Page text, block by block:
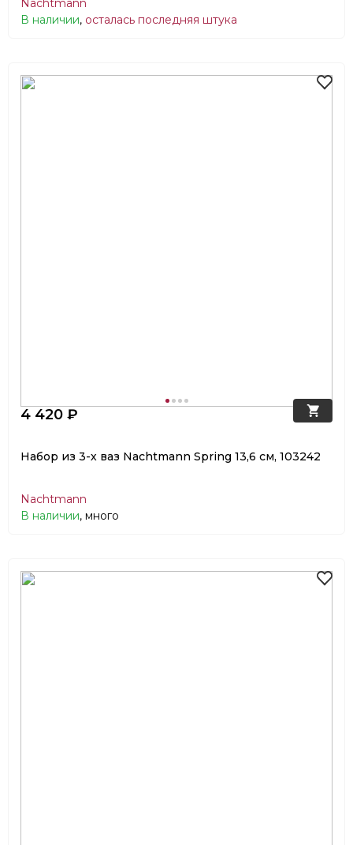
Nachtmann
В наличии, осталась последняя штука
4 420 ₽
Набор из 3-х ваз Nachtmann Spring 13,6 см, 103242
Nachtmann
В наличии, много